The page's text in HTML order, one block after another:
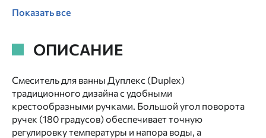
Показать все
ОПИСАНИЕ
Смеситель для ванны Дуплекс (Duplex)
традиционного дизайна с удобными
крестообразными ручками. Большой угол поворота
ручек (180 градусов) обеспечивает точную
регулировку температуры и напора воды, а